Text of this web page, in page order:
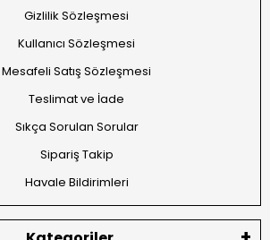
Gizlilik Sözleşmesi
Kullanıcı Sözleşmesi
Mesafeli Satış Sözleşmesi
Teslimat ve İade
Sıkça Sorulan Sorular
Sipariş Takip
Havale Bildirimleri